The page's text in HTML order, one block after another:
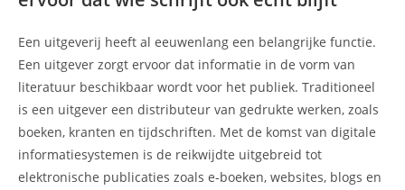
Een uitgeverij heeft al eeuwenlang een belangrijke functie.
Een uitgever zorgt ervoor dat informatie in de vorm van
literatuur beschikbaar wordt voor het publiek. Traditioneel
is een uitgever een distributeur van gedrukte werken, zoals
boeken, kranten en tijdschriften. Met de komst van digitale
informatiesystemen is de reikwijdte uitgebreid tot
elektronische publicaties zoals e-boeken, websites, blogs en